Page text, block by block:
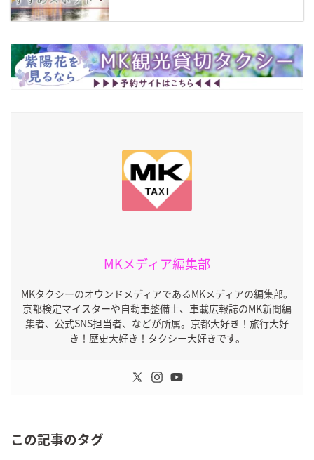
MKメディア編集部
MKタクシーのオウンドメディアであるMKメディアの編集部。
京都検定マイスターや自動車整備士、車載広報誌のMK新聞編
集者、公式SNS担当者、などが所属。京都大好き！旅行大好
き！歴史大好き！タクシー大好きです。
この記事のタグ